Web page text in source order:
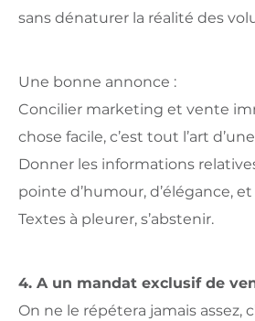
sans dénaturer la réalité des
Une bonne annonce :
Concilier marketing et vente
chose facile, c’est tout l’art
Donner les informations
pointe d’humour, d’élégance,
Textes à pleurer, s’abstenir.
4. A un mandat exclusif de
On ne le répétera jamais assez,